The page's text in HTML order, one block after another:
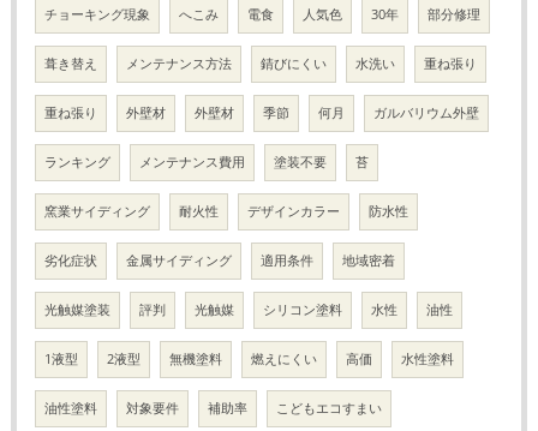
チョーキング現象 へこみ 電食 人気色 30年 部分修理
葺き替え メンテナンス方法 錆びにくい 水洗い 重ね張り
重ね張り 外壁材 外壁材 季節 何月 ガルバリウム外壁
ランキング メンテナンス費用 塗装不要 苔
窯業サイディング 耐火性 デザインカラー 防水性
劣化症状 金属サイディング 適用条件 地域密着
光触媒塗装 評判 光触媒 シリコン塗料 水性 油性
1液型 2液型 無機塗料 燃えにくい 高価 水性塗料
油性塗料 対象要件 補助率 こどもエコすまい